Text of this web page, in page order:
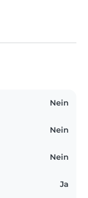
Nein
Nein
Nein
Ja